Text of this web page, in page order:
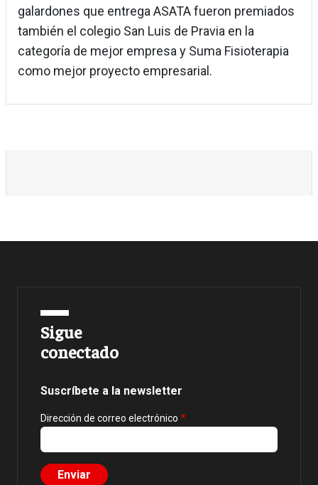
galardones que entrega ASATA fueron premiados
también el colegio San Luis de Pravia en la
categoría de mejor empresa y Suma Fisioterapia
como mejor proyecto empresarial.
Sigue
conectado
Suscríbete a la newsletter
Dirección de correo electrónico